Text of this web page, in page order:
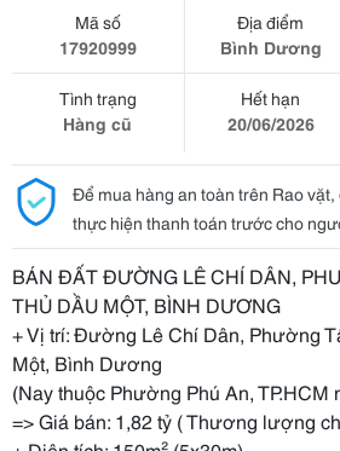
Mã số
17920999
Địa điểm
Bình Dương
Tình trạng
Hàng cũ
Hết hạn
20/06/2026
Để mua hàng an toàn trên Rao
thực hiện thanh toán trước cho
BÁN ĐẤT ĐƯỜNG LÊ CHÍ DÂN,
THỦ DẦU MỘT, BÌNH DƯƠNG
+ Vị trí: Đường Lê Chí Dân, Phường
Một, Bình Dương
(Nay thuộc Phường Phú An, TP.HCM
=> Giá bán: 1,82 tỷ ( Thương lượng